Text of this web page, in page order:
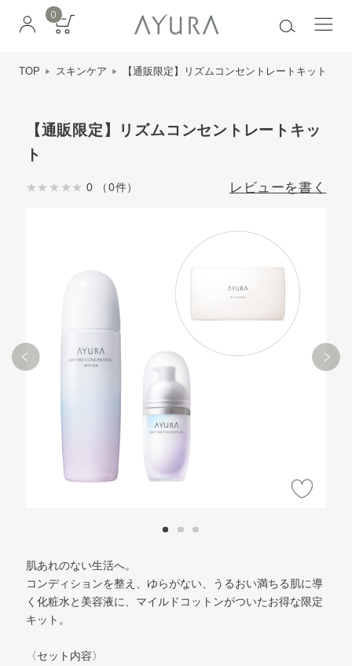
0
TOP スキンケア 【通販限定】リズムコンセントレートキット
【通販限定】リズムコンセントレートキッ
ト
0 （0件） レビューを書く
肌あれのない生活へ。
コンディションを整え、ゆらがない、うるおい満ちる肌に導
く化粧水と美容液に、マイルドコットンがついたお得な限定
キット。
〈セット内容〉